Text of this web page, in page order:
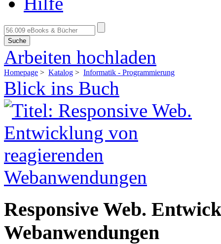
Suche
Arbeiten hochladen
Homepage > Katalog > Informatik - Programmierung
Blick ins Buch
Responsive Web.
Webanwendungen